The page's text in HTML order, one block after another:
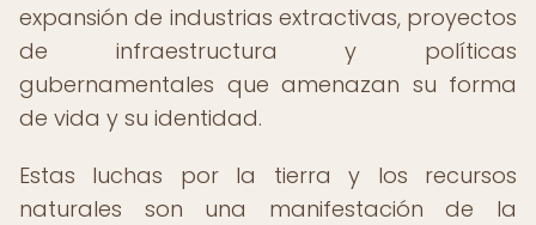
expansión de industrias extractivas, proyectos
de infraestructura y políticas
gubernamentales que amenazan su forma
de vida y su identidad.
Estas luchas por la tierra y los recursos
naturales son una manifestación de la